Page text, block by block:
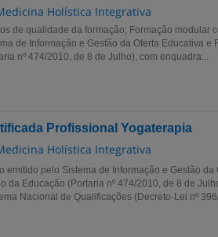
Holística Integrativa
de qualidade da formação; Formação modular
de Informação e Gestão da Oferta Educativa e
nº 474/2010, de 8 de Julho), com enquadra...
Profissional Yogaterapia
Holística Integrativa
emitido pelo Sistema de Informação e Gestão da
da Educação (Portaria nº 474/2010, de 8 de
Nacional de Qualificações (Decreto-Lei nº